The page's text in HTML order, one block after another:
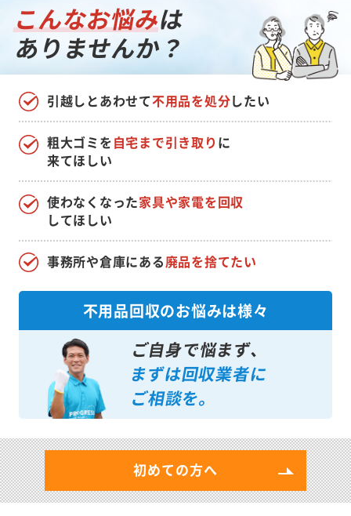
こんなお悩みは
ありませんか？
引越しとあわせて不用品を処分したい
使わなくなった家具や家電を回収
してほしい
粗大ゴミを自宅まで引き取り に
来てほしい
事務所や倉庫にある廃品を捨てたい
不用品回収のお悩みは様々
ご自身で悩まず、
まずは回収業者に
ご相談を。
初めての方へ